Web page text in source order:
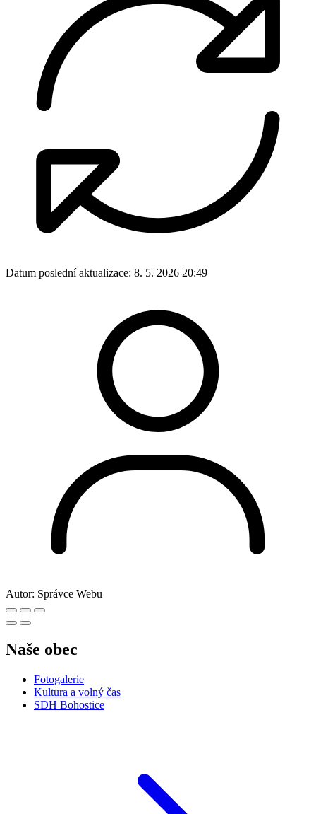
Datum poslední aktualizace: 8. 5. 2026 20:49
Autor: Správce Webu
Naše obec
Fotogalerie
Kultura a volný čas
SDH Bohostice